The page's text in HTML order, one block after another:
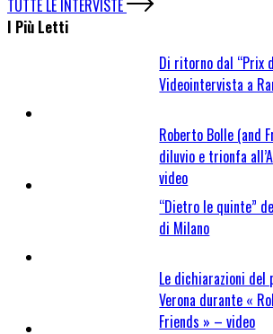
TUTTE LE INTERVISTE
I Più Letti
Di ritorno dal “Prix
Videointervista a
Roberto Bolle (and
diluvio e trionfa
video
“Dietro le quinte”
di Milano
Le dichiarazioni del
Verona durante «
Friends » – video